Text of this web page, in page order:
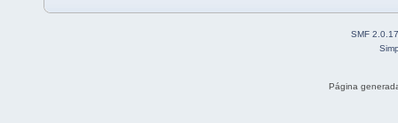
SMF 2.0.17
Página